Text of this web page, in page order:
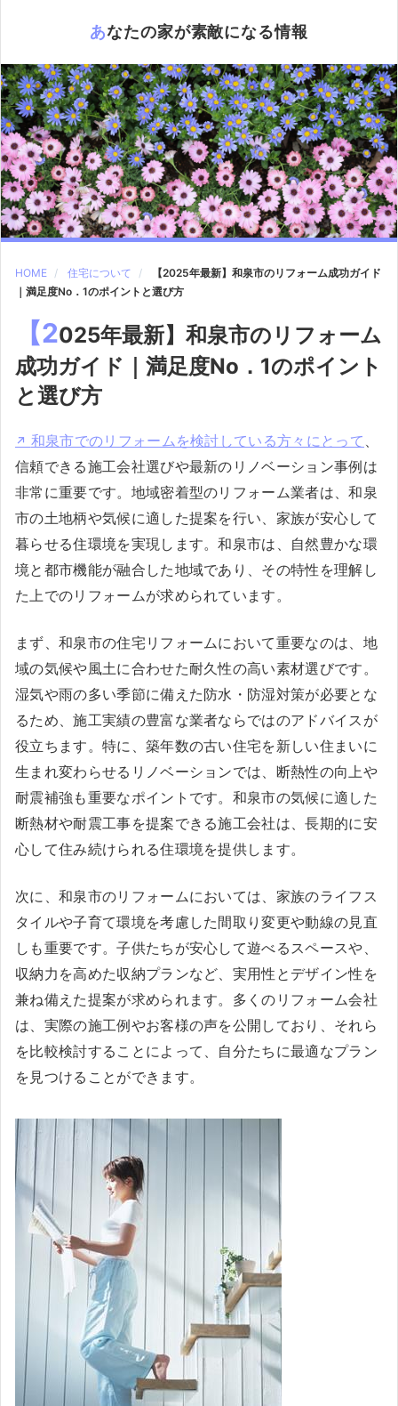
あなたの家が素敵になる情報
HOME 住宅について
【2025年最新】和泉市のリフォーム成功ガイド
｜満足度No．1のポイントと選び方
【2025年最新】和泉市のリフォーム
成功ガイド｜満足度No．1のポイント
と選び方
和泉市でのリフォームを検討している方々にとって 、
信頼できる施工会社選びや最新のリノベーション事例は
非常に重要です。地域密着型のリフォーム業者は、和泉
市の土地柄や気候に適した提案を行い、家族が安心して
暮らせる住環境を実現します。和泉市は、自然豊かな環
境と都市機能が融合した地域であり、その特性を理解し
た上でのリフォームが求められています。
まず、和泉市の住宅リフォームにおいて重要なのは、地
域の気候や風土に合わせた耐久性の高い素材選びです。
湿気や雨の多い季節に備えた防水・防湿対策が必要とな
るため、施工実績の豊富な業者ならではのアドバイスが
役立ちます。特に、築年数の古い住宅を新しい住まいに
生まれ変わらせるリノベーションでは、断熱性の向上や
耐震補強も重要なポイントです。和泉市の気候に適した
断熱材や耐震工事を提案できる施工会社は、長期的に安
心して住み続けられる住環境を提供します。
次に、和泉市のリフォームにおいては、家族のライフス
タイルや子育て環境を考慮した間取り変更や動線の見直
しも重要です。子供たちが安心して遊べるスペースや、
収納力を高めた収納プランなど、実用性とデザイン性を
兼ね備えた提案が求められます。多くのリフォーム会社
は、実際の施工例やお客様の声を公開しており、それら
を比較検討することによって、自分たちに最適なプラン
を見つけることができます。